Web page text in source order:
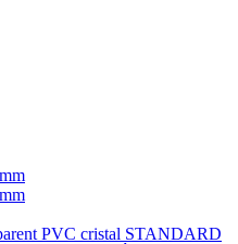
PVC cristal STANDARD